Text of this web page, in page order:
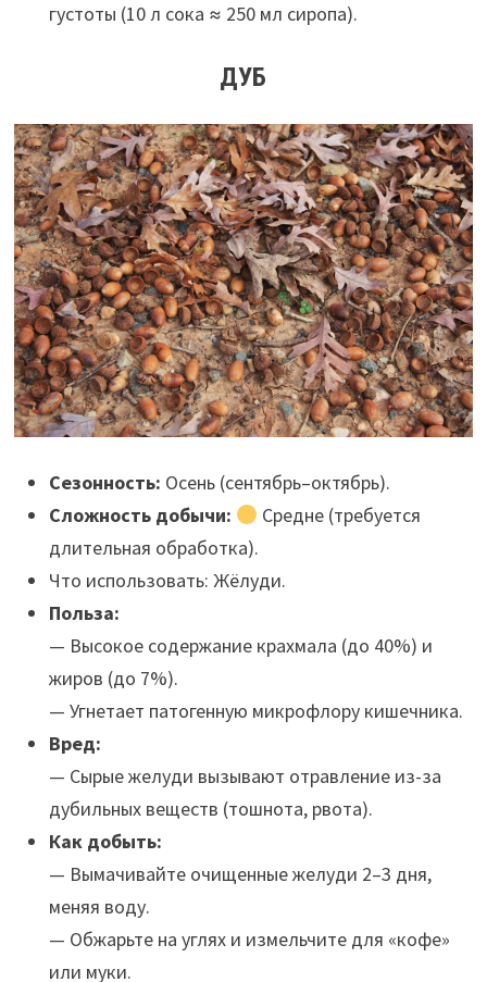
густоты (10 л сока ≈ 250 мл сиропа).
ДУБ
Сезонность: Осень (сентябрь–октябрь).
Сложность добычи:
Средне (требуется
длительная обработка).
Что использовать: Жёлуди.
Польза:
— Высокое содержание крахмала (до 40%) и
жиров (до 7%).
— Угнетает патогенную микрофлору кишечника.
Вред:
— Сырые желуди вызывают отравление из-за
дубильных веществ (тошнота, рвота).
Как добыть:
— Вымачивайте очищенные желуди 2–3 дня,
меняя воду.
— Обжарьте на углях и измельчите для «кофе»
или муки.